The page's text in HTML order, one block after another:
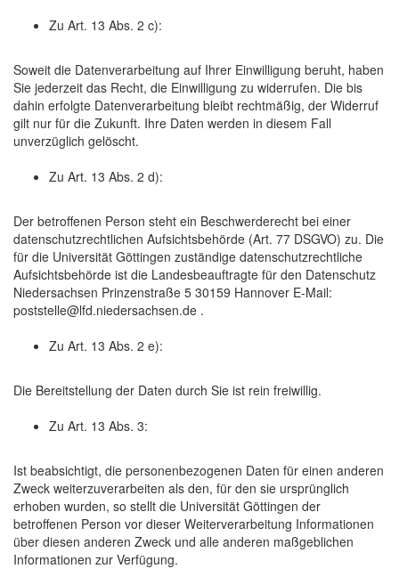
Zu Art. 13 Abs. 2 c):
Soweit die Datenverarbeitung auf Ihrer Einwilligung beruht, haben
Sie jederzeit das Recht, die Einwilligung zu widerrufen. Die bis
dahin erfolgte Datenverarbeitung bleibt rechtmäßig, der Widerruf
gilt nur für die Zukunft. Ihre Daten werden in diesem Fall
unverzüglich gelöscht.
Zu Art. 13 Abs. 2 d):
Der betroffenen Person steht ein Beschwerderecht bei einer
datenschutzrechtlichen Aufsichtsbehörde (Art. 77 DSGVO) zu. Die
für die Universität Göttingen zuständige datenschutzrechtliche
Aufsichtsbehörde ist die Landesbeauftragte für den Datenschutz
Niedersachsen Prinzenstraße 5 30159 Hannover E-Mail:
poststelle@lfd.niedersachsen.de .
Zu Art. 13 Abs. 2 e):
Die Bereitstellung der Daten durch Sie ist rein freiwillig.
Zu Art. 13 Abs. 3:
Ist beabsichtigt, die personenbezogenen Daten für einen anderen
Zweck weiterzuverarbeiten als den, für den sie ursprünglich
erhoben wurden, so stellt die Universität Göttingen der
betroffenen Person vor dieser Weiterverarbeitung Informationen
über diesen anderen Zweck und alle anderen maßgeblichen
Informationen zur Verfügung.